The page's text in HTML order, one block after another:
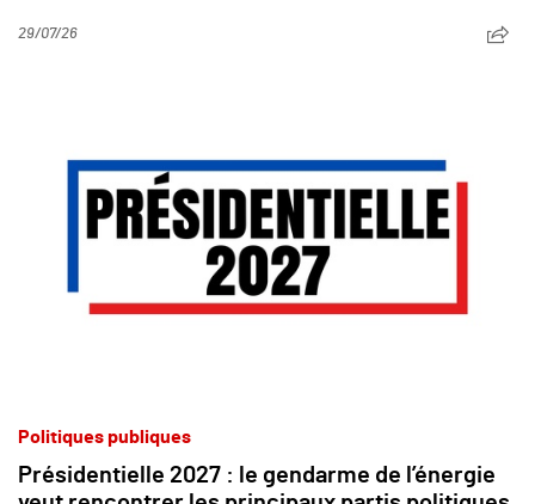
29/07/26
Politiques publiques
Présidentielle 2027 : le gendarme de l’énergie